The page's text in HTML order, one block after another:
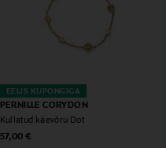
EELIS KUPONGIGA
PERNILLE CORYDON
Kullatud käevõru Dot
Original Price
57,00 €